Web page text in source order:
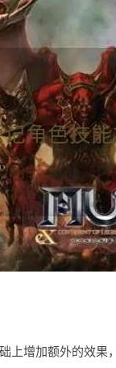
上增加额外的效果